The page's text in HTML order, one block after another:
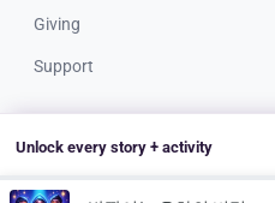
Unlock every story + activity
Giving
Support
teachers &